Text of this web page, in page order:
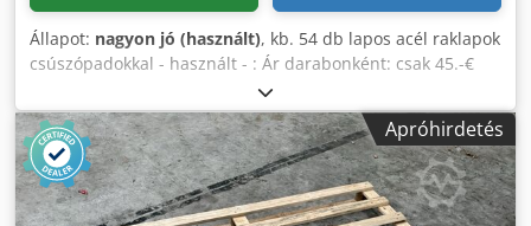
Állapot: nagyon jó (használt), kb. 54 db lapos acél raklapok
csúszópadokkal - használt - : Ár darabonként: csak 45.-€
(nettó), telephelyről! Gyártó: ismeretlen Típus: ismeretlen
Gyártás éve: ismeretlen Lapos acél raklapok
csúszópadokkal Méretek kb. 0,8 x 0,6 x 0,15 m Súly:
egyenként kb. 35-40 kg Állapot: jó - nagyon jó Dodpfx Ajmx
T I Hobkock Elérhető: azonnal Helyszín: D-97900 Külsheim-
Steinbach
Apróhirdetés